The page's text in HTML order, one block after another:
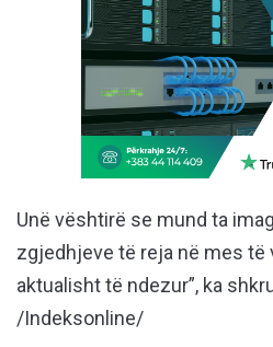
Unë vështirë se mund ta
zgjedhjeve të reja në mes të
aktualisht të ndezur”, ka
/Indeksonline/